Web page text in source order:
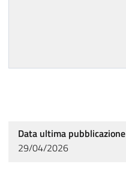
Data ultima pubblicazione
29/04/2026